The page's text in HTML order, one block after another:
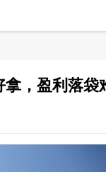
，盈利落袋